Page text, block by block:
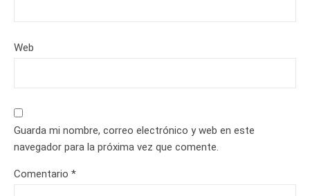
Web
Guarda mi nombre, correo electrónico y web en este
navegador para la próxima vez que comente.
Comentario *